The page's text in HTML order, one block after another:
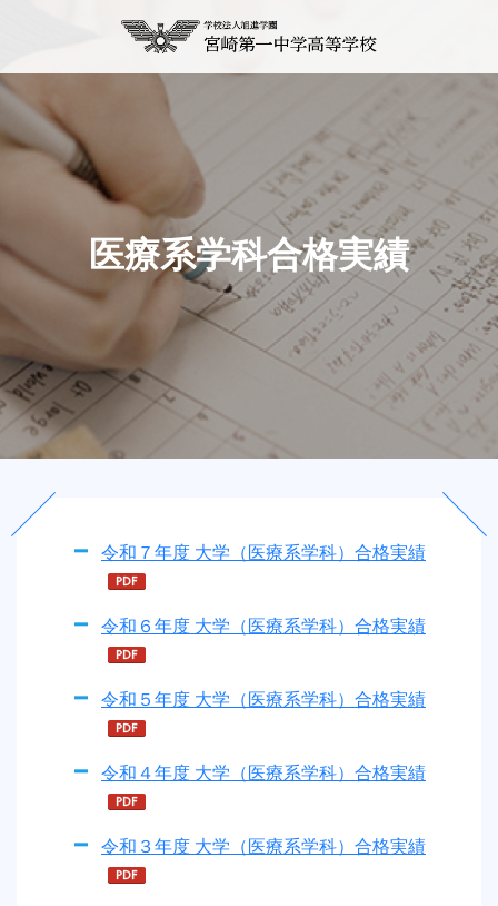
医療系学科合格実績
令和７年度 大学（医療系学科）合格実績
令和６年度 大学（医療系学科）合格実績
令和５年度 大学（医療系学科）合格実績
令和４年度 大学（医療系学科）合格実績
令和３年度 大学（医療系学科）合格実績